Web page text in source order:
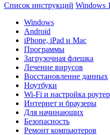
Список инструкций Windows
Windows
Android
iPhone, iPad и Mac
Программы
Загрузочная флешка
Лечение вирусов
Восстановление данных
Ноутбуки
Wi-Fi и настройка
Интернет и браузеры
Для начинающих
Безопасность
Ремонт компьютеров